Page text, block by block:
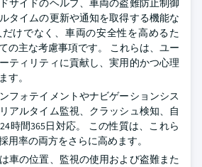
サイドのヘルプ、車両の盗難防止制御
タイムの更新や通知を取得する機能な
けでなく、車両の安全性を高めるた
の主な考慮事項です。 これらは、ユー
ティリティに貢献し、実用的かつ心理
す。
フォテイメントやナビゲーションシス
アルタイム監視、クラッシュ検知、自
時間365日対応。 この性質は、これら
用率の両方をさらに高めます。
車の位置、監視の使用および盗難また